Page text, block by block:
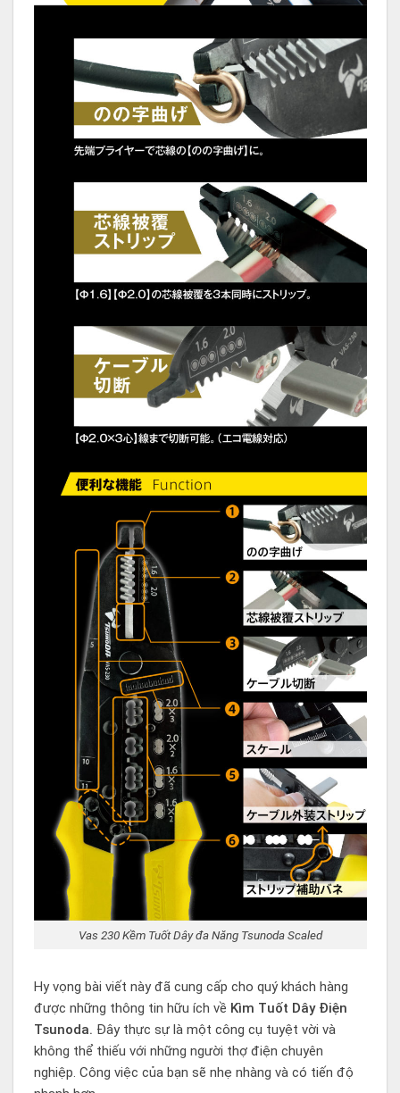
Vas 230 Kềm Tuốt Dây đa Năng Tsunoda Scaled
Hy vọng bài viết này đã cung cấp cho quý khách hàng
được những thông tin hữu ích về Kìm Tuốt Dây Điện
Tsunoda. Đây thực sự là một công cụ tuyệt vời và
không thể thiếu với những người thợ điện chuyên
nghiệp. Công việc của bạn sẽ nhẹ nhàng và có tiến độ